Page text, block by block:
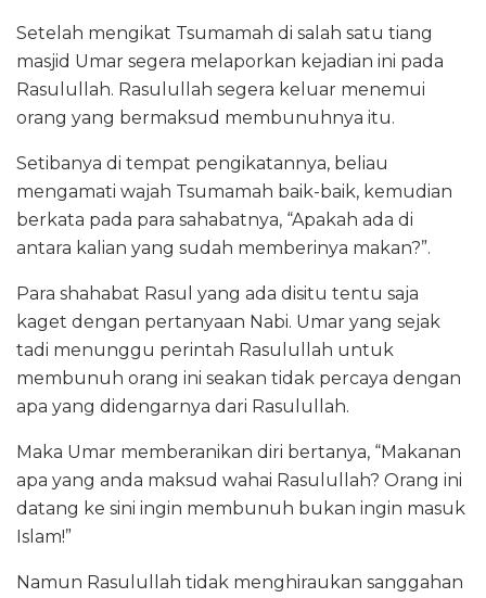
Setelah mengikat Tsumamah di salah satu tiang
masjid Umar segera melaporkan kejadian ini pada
Rasulullah. Rasulullah segera keluar menemui
orang yang bermaksud membunuhnya itu.
Setibanya di tempat pengikatannya, beliau
mengamati wajah Tsumamah baik-baik, kemudian
berkata pada para sahabatnya, “Apakah ada di
antara kalian yang sudah memberinya makan?”.
Para shahabat Rasul yang ada disitu tentu saja
kaget dengan pertanyaan Nabi. Umar yang sejak
tadi menunggu perintah Rasulullah untuk
membunuh orang ini seakan tidak percaya dengan
apa yang didengarnya dari Rasulullah.
Maka Umar memberanikan diri bertanya, “Makanan
apa yang anda maksud wahai Rasulullah? Orang ini
datang ke sini ingin membunuh bukan ingin masuk
Islam!”
Namun Rasulullah tidak menghiraukan sanggahan